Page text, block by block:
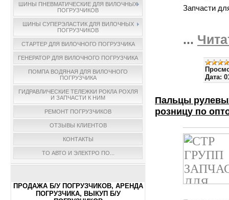
ШИНЫ ПНЕВМАТИЧЕСКИЕ ДЛЯ ВИЛОЧНЫХ
ПОГРУЗЧИКОВ
ШИНЫ СУПЕРЭЛАСТИК ДЛЯ ВИЛОЧНЫХ
ПОГРУЗЧИКОВ
СТАРТЕР ДЛЯ ВИЛОЧНОГО ПОГРУЗЧИКА
ГЕНЕРАТОР ДЛЯ ВИЛОЧНОГО ПОГРУЗЧИКА
ПОМПА ВОДЯНАЯ ДЛЯ ВИЛОЧНОГО
ПОГРУЗЧИКА
ГИДРАВЛИЧЕСКИЕ ТЕЛЕЖКИ РОКЛА РОХЛЯ
И ЗАПЧАСТИ К НИМ
РЕМОНТ ПОГРУЗЧИКОВ
ОТЗЫВЫ КЛИЕНТОВ
КОНТАКТЫ
ТО АВТО И ЭЛЕКТРО ПО...
ПРОДАЖА Б/У ПОГРУЗЧИКОВ, АРЕНДА
ПОГРУЗЧИКА, ВЫКУП Б/У
Запчасти
...
Дата:
Пальцы
розницу по